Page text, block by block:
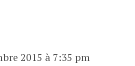
2015 à 7:35 pm